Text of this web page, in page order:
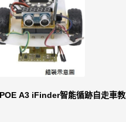
iPOE A3 iFinder智能循跡自走車